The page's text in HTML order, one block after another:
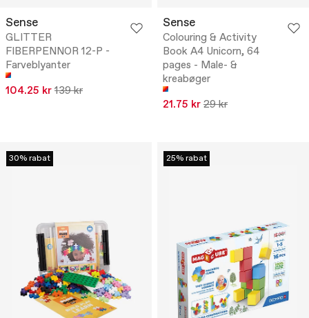
Sense
GLITTER
FIBERPENNOR 12-P -
Farveblyanter
104.25 kr 139 kr
Sense
Colouring & Activity
Book A4 Unicorn, 64
pages - Male- &
kreabøger
21.75 kr 29 kr
30% rabat 25% rabat